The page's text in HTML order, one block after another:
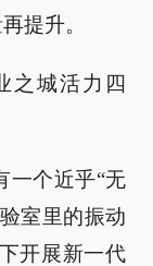
提升。
之城活力四
一个近乎“无
室里的振动
开展新一代